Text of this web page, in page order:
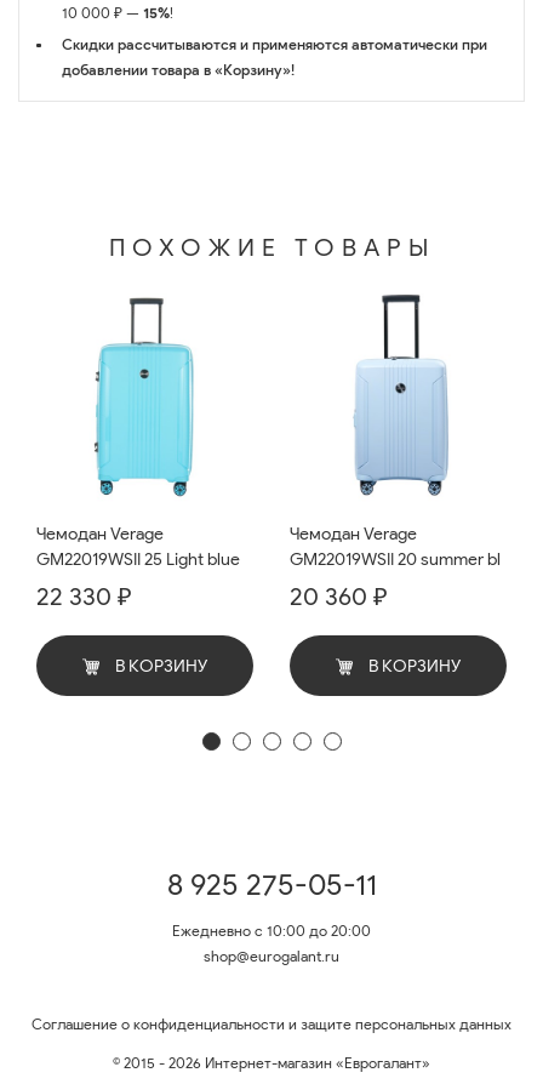
10 000 ₽ — 15%!
Скидки рассчитываются и применяются автоматически при
добавлении товара в «Корзину»!
ПОХОЖИЕ ТОВАРЫ
Чемодан Verage
GM22019WSII 25 Light blue
22 330 ₽
В КОРЗИНУ
Чемодан Verage
GM22019WSII 20 summer bl
20 360 ₽
В КОРЗИНУ
8 925 275-05-11
Ежедневно с 10:00 до 20:00
shop@eurogalant.ru
Соглашение о конфиденциальности и защите персональных данных
© 2015 - 2026 Интернет-магазин «Еврогалант»